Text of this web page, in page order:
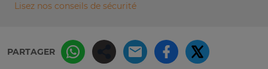
Lisez nos conseils de sécurité
PARTAGER